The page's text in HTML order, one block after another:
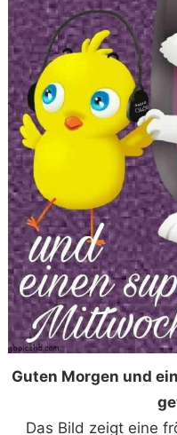
Guten Morgen und
Das Bild zeigt eine